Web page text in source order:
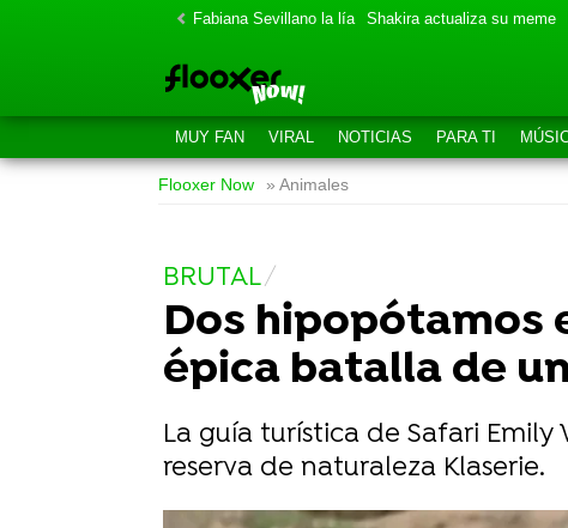
Fabiana Sevillano la lía Shakira actualiza su meme
MUY FAN VIRAL NOTICIAS PARA TI
Flooxer Now » Animales
BRUTAL
Dos hipopótamos
épica batalla de
La guía turística de Safari
reserva de naturaleza Klaserie.